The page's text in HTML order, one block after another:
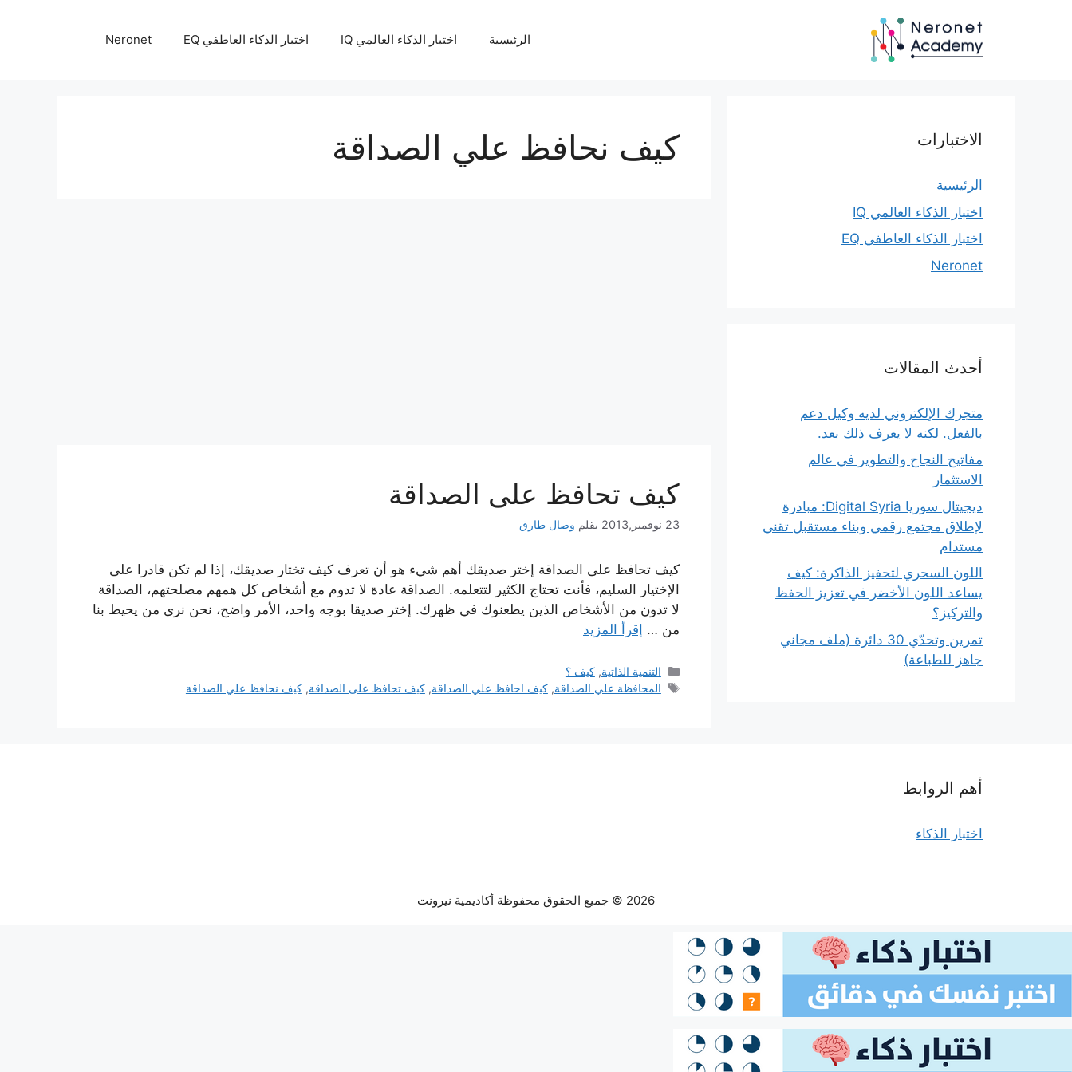
الرئيسية اختبار الذكاء العالمي IQ اختبار الذكاء العاطفي EQ Neronet
كيف نحافظ علي الصداقة
كيف تحافظ على الصداقة
23 نوفمبر,2013 بقلم وصال طارق
كيف تحافظ على الصداقة إختر صديقك أهم شيء هو أن تعرف كيف تختار صديقك، إذا لم تكن قادرا على
الإختيار السليم، فأنت تحتاج الكثير لتتعلمه. الصداقة عادة لا تدوم مع أشخاص كل همهم مصلحتهم، الصداقة
لا تدون من الأشخاص الذين يطعنوك في ظهرك. إختر صديقا بوجه واحد، الأمر واضح، نحن نرى من يحيط بنا
من … إقرأ المزيد
التصنيفات
التنمية الذاتية,كيف ؟
الوسوم
المحافظة علي الصداقة,كيف احافظ علي الصداقة,كيف تحافظ على الصداقة,كيف نحافظ علي الصداقة
الاختبارات
الرئيسية
اختبار الذكاء العالمي IQ
اختبار الذكاء العاطفي EQ
Neronet
أحدث المقالات
متجرك الإلكتروني لديه وكيل دعم
بالفعل. لكنه لا يعرف ذلك بعد.
مفاتيح النجاح والتطوير في عالم
الاستثمار
ديجيتال سوريا Digital Syria: مبادرة
لإطلاق مجتمع رقمي وبناء مستقبل تقني
مستدام
اللون السحري لتحفيز الذاكرة: كيف
يساعد اللون الأخضر في تعزيز الحفظ
والتركيز؟
تمرين وتحدّي 30 دائرة (ملف مجاني
جاهز للطباعة)
أهم الروابط
اختبار الذكاء
2026 © جميع الحقوق محفوظة أكاديمية نيرونت